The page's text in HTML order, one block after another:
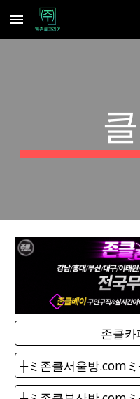
Skip to main content
존클카